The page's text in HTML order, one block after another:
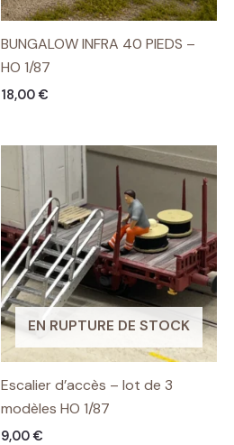
BUNGALOW INFRA 40 PIEDS –
HO 1/87
18,00 €
EN RUPTURE DE STOCK
Escalier d’accès – lot de 3
modèles HO 1/87
9,00 €